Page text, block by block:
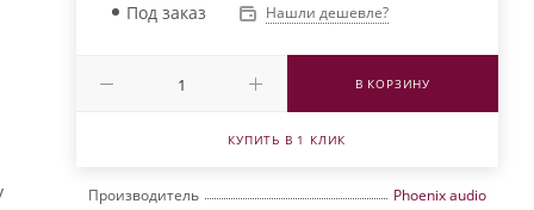
Под заказ
Нашли дешевле?
В КОРЗИНУ
КУПИТЬ В 1 КЛИК
Производитель
Phoenix audio